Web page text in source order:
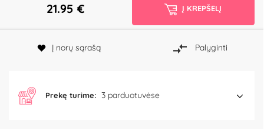
21.95 € Į KREPŠELĮ
Į norų sąrašą Palyginti
Prekę turime: 3 parduotuvėse